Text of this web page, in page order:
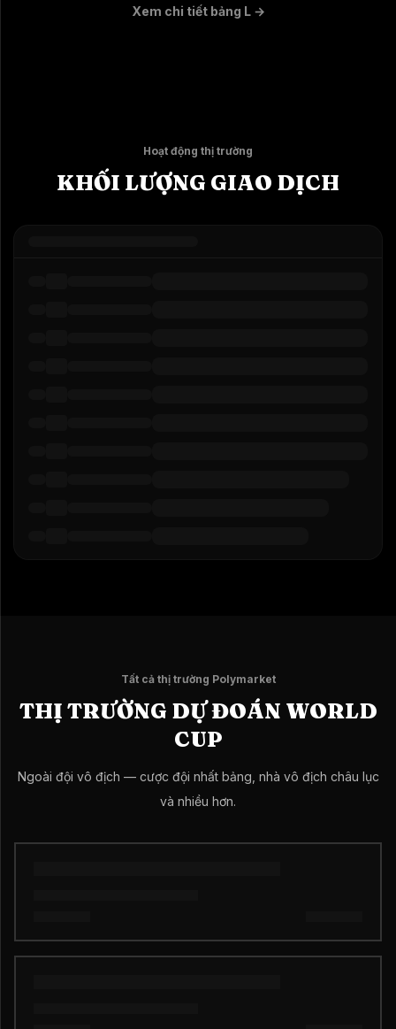
Xem chi tiết bảng L→
Hoạt động thị trường
KHỐI LƯỢNG GIAO DỊCH
Tất cả thị trường Polymarket
THỊ TRƯỜNG DỰ ĐOÁN WORLD
CUP
Ngoài đội vô địch — cược đội nhất bảng, nhà vô địch châu lục
và nhiều hơn.